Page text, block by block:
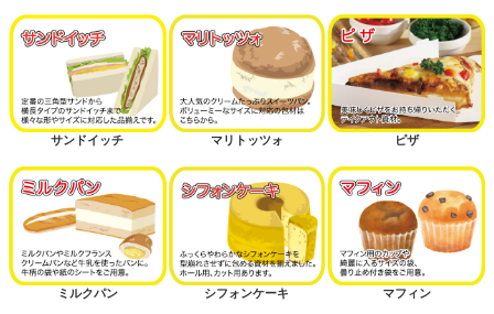
サンドイッチ マリトッツォ ピザ
ミルクパン シフォンケーキ マフィン